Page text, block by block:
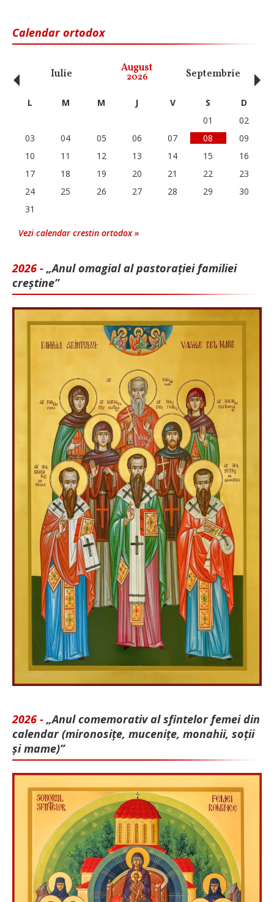
Calendar ortodox
Iulie August
2026 Septembrie
‹ L M M J V S
D
01
02
03
04 05 06 07 08
09
10
11 12 13 14 15
16
17
18 19 20 21 22
23
24
25 26 27 28 29
30
31
Vezi calendar crestin ortodox »
2026 - „Anul omagial al pastorației familiei
creștine”
2026 - „Anul comemorativ al sfintelor femei din
calendar (mironosițe, mu­cenițe, monahii, soții
și mame)”